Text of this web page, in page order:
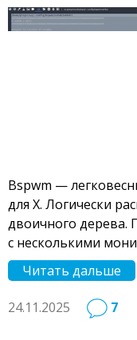
Bspwm —
для X. Логически
двоичного дерева.
с несколькими
Читать дальше
24.11.2025 7